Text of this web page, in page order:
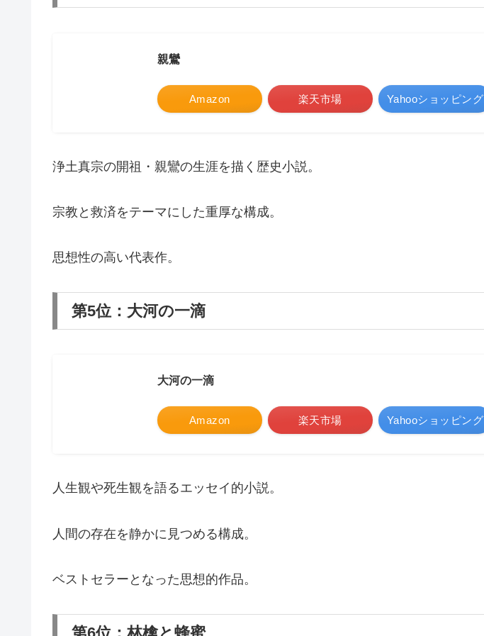
親鸞
Amazon 楽天市場 Yahooショッピング
浄土真宗の開祖・親鸞の生涯を描く歴史小説。
宗教と救済をテーマにした重厚な構成。
思想性の高い代表作。
第5位：大河の一滴
大河の一滴
Amazon 楽天市場 Yahooショッピング
人生観や死生観を語るエッセイ的小説。
人間の存在を静かに見つめる構成。
ベストセラーとなった思想的作品。